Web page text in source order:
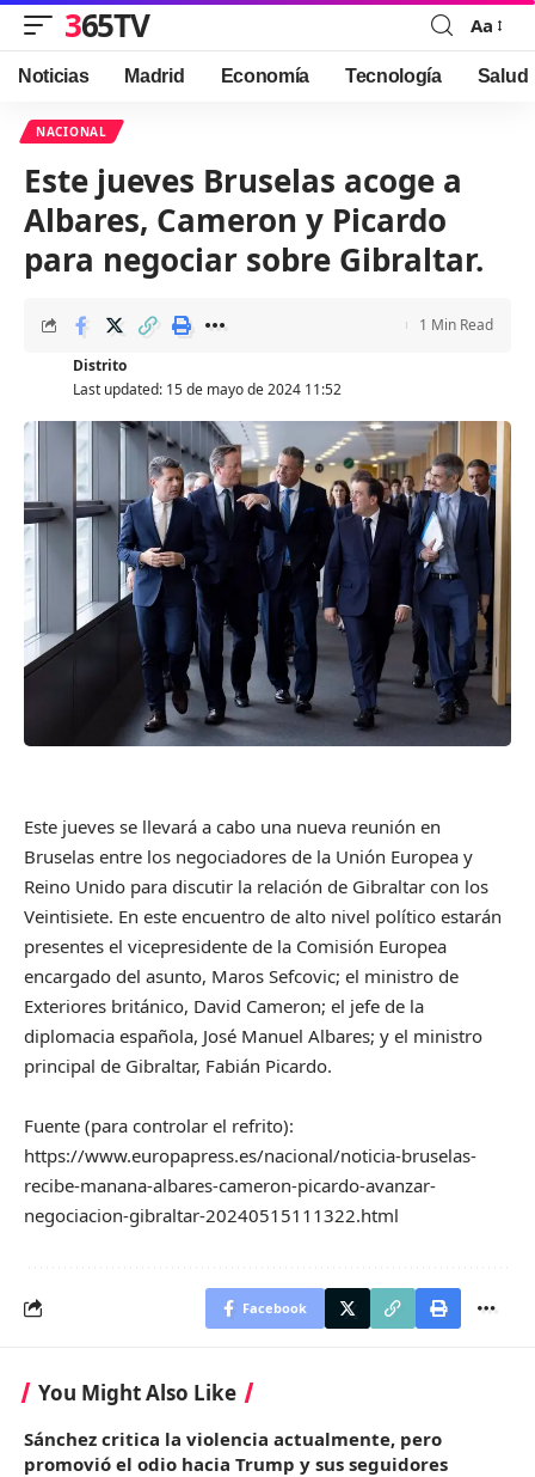
365TV
Font
Resizer
Aa
Noticias Madrid Economía Tecnología Salud
NACIONAL
Este jueves Bruselas acoge a
Albares, Cameron y Picardo
para negociar sobre Gibraltar.
Last updated: 15 de mayo de 2024 11:52
Distrito
1 Min Read
Este jueves se llevará a cabo una nueva reunión en
Bruselas entre los negociadores de la Unión Europea y
Reino Unido para discutir la relación de Gibraltar con los
Veintisiete. En este encuentro de alto nivel político estarán
presentes el vicepresidente de la Comisión Europea
encargado del asunto, Maros Sefcovic; el ministro de
Exteriores británico, David Cameron; el jefe de la
diplomacia española, José Manuel Albares; y el ministro
principal de Gibraltar, Fabián Picardo.
Fuente (para controlar el refrito):
https://www.europapress.es/nacional/noticia-bruselas-
recibe-manana-albares-cameron-picardo-avanzar-
negociacion-gibraltar-20240515111322.html
Facebook
You Might Also Like
Sánchez critica la violencia actualmente, pero
promovió el odio hacia Trump y sus seguidores